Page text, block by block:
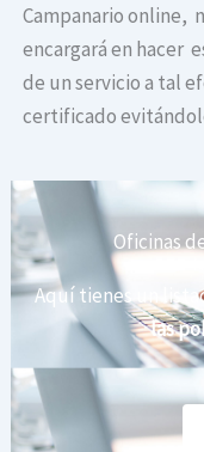
Campanario online,
encargará en hacer
de un servicio a tal
certificado
Oficinas
Aquí tienes un
las